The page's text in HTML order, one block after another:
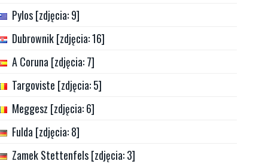
Pylos [zdjęcia: 9]
Dubrownik [zdjęcia: 16]
A Coruna [zdjęcia: 7]
Targoviste [zdjęcia: 5]
Meggesz [zdjęcia: 6]
Fulda [zdjęcia: 8]
Zamek Stettenfels [zdjęcia: 3]